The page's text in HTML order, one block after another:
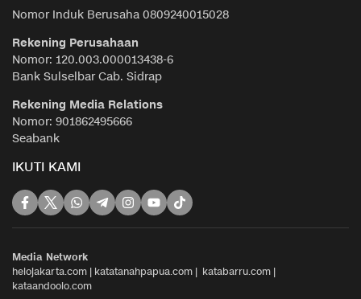
Nomor Induk Berusaha 0809240015028
Rekening Perusahaan
Nomor: 120.003.000013438-6
Bank Sulselbar Cab. Sidrap
Rekening Media Relations
Nomor: 901862495666
Seabank
IKUTI KAMI
Media Network
helojakarta.com | katatanahpapua.com | katabarru.com |
kataandoolo.com